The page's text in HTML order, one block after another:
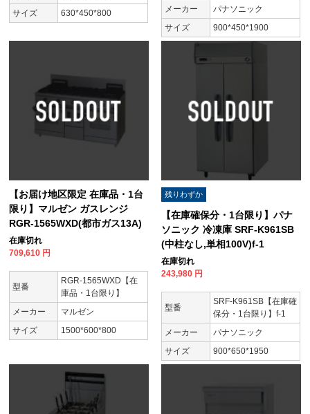
サイズ
630*450*800
メーカー
パナソニック
サイズ
900*450*1900
【お届け地区限定 在庫品・1台
限り】マルゼン ガスレンジ
RGR-1565WXD(都市ガス13A)
在庫切れ
709,610 円
型番
RGR-1565WXD【在
庫品・1台限り】
メーカー
マルゼン
サイズ
1500*600*800
残りわずか
【在庫確保分・1台限り】パナ
ソニック 冷凍庫 SRF-K961SB
(中柱なし,単相100V)f-1
在庫切れ
243,980 円
型番
SRF-K961SB【在庫確
保分・1台限り】f-1
メーカー
パナソニック
サイズ
900*650*1950